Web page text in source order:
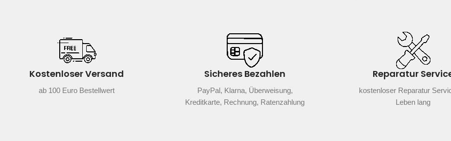
Kostenloser Versand
ab 100 Euro Bestellwert
Sicheres Bezahlen
PayPal, Klarna, Überweisung,
Kreditkarte, Rechnung, Ratenzahlung
Reparatur
kostenloser Reparatur
Leben lang